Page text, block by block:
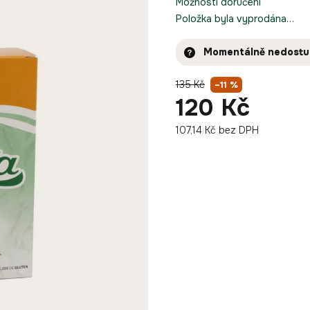
135 Kč –11 %
120 Kč
107,14 Kč bez DPH
Momentálně
Položka byla vyprodána…